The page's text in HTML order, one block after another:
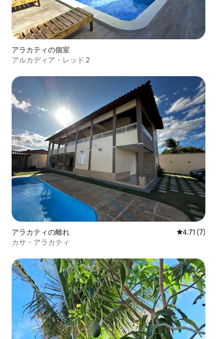
アラカティの個室
アルカディア・レッド 2
アラカティの離れ レビュー7
4.71 (7)
カサ・アラカティ